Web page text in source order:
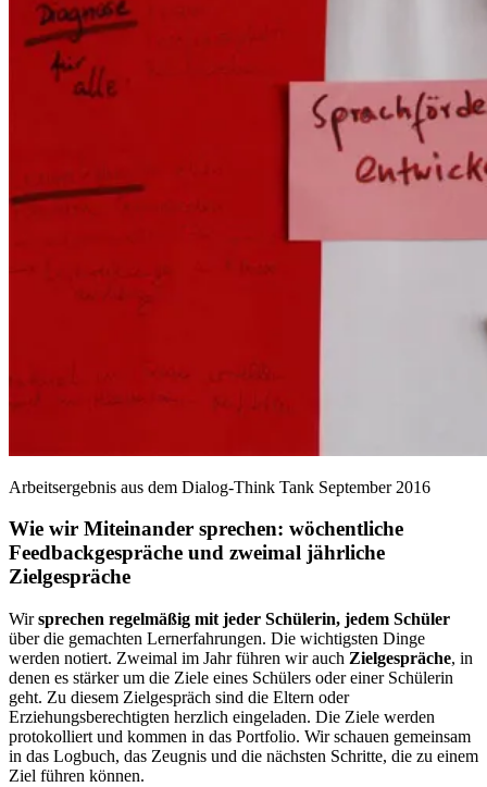
Arbeitsergebnis aus dem Dialog-Think Tank September 2016
Wie wir Miteinander sprechen: wöchentliche
Feedbackgespräche und zweimal jährliche
Zielgespräche
Wirsprechen regelmäßig mit jeder Schülerin, jedem Schüler
über die gemachten Lernerfahrungen. Die wichtigsten Dinge
werden notiert. Zweimal im Jahr führen wir auch Zielgespräche, in
denen es stärker um die Ziele eines Schülers oder einer Schülerin
geht. Zu diesem Zielgespräch sind die Eltern oder
Erziehungsberechtigten herzlich eingeladen. Die Ziele werden
protokolliert und kommen in das Portfolio. Wir schauen gemeinsam
in das Logbuch, das Zeugnis und die nächsten Schritte, die zu einem
Ziel führen können.